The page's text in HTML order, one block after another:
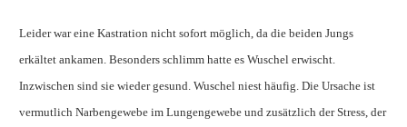
Leider war eine Kastration nicht sofort möglich, da die beiden Jungs
erkältet ankamen. Besonders schlimm hatte es Wuschel erwischt.
Inzwischen sind sie wieder gesund. Wuschel niest häufig. Die Ursache ist
vermutlich Narbengewebe im Lungengewebe und zusätzlich der Stress, der